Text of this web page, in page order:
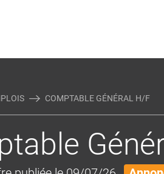
COMPTABLE GÉNÉRAL H/F